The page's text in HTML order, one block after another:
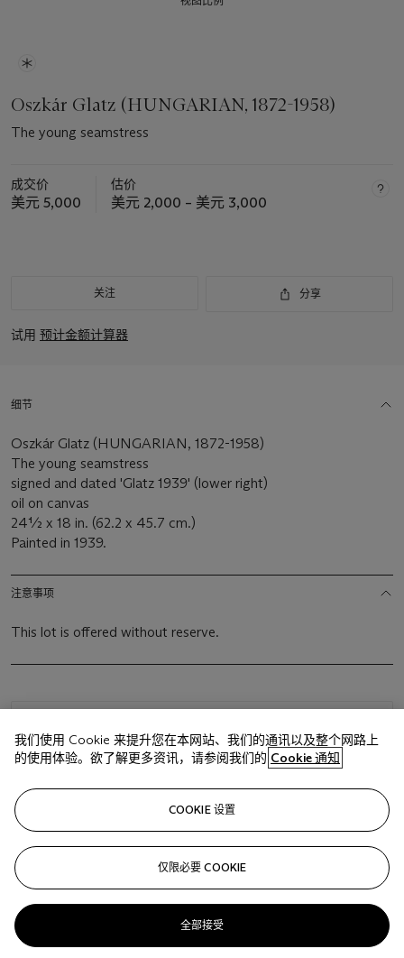
Oszkár Glatz (HUNGARIAN, 1872-1958)
The young seamstress
成交价
美元 5,000
估价
美元 2,000 – 美元 3,000
关注 分享
试用 预计金额计算器
细节
Oszkár Glatz (HUNGARIAN, 1872-1958)
The young seamstress
signed and dated 'Glatz 1939' (lower right)
oil on canvas
24½ x 18 in. (62.2 x 45.7 cm.)
Painted in 1939.
注意事项
This lot is offered without reserve.
相关文章
我们使用 Cookie 来提升您在本网站、我们的通讯以及整个网路上
的使用体验。欲了解更多资讯，请参阅我们的 Cookie 通知
COOKIE 设置
仅限必要 COOKIE
全部接受